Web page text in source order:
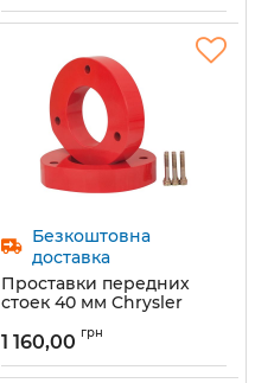
Безкоштовна
доставка
Проставки передних
стоек 40 мм Chrysler
007/40)
Артикул: 1029-15-007/40
1 160,00 грн